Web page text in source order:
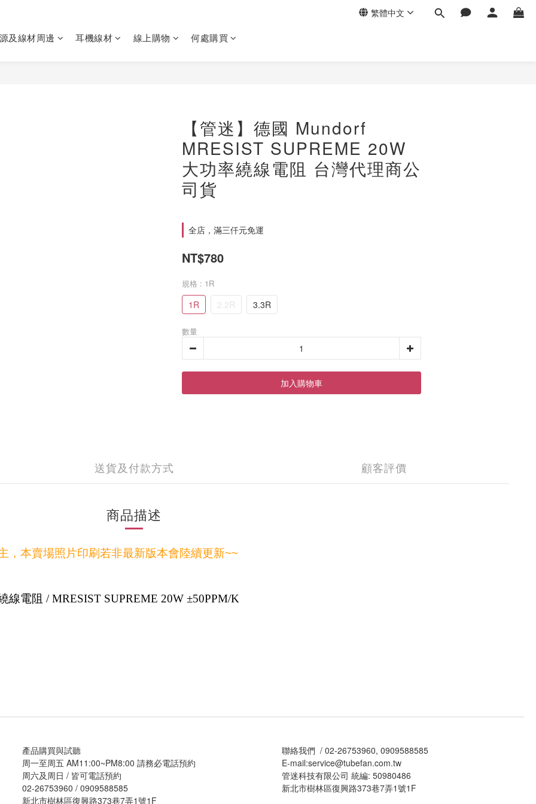
繁體中文
及線材周邊 耳機線材 線上購物 何處購買
【管迷】德國 Mundorf
MRESIST SUPREME 20W
大功率繞線電阻 台灣代理商公
司貨
全店，滿三仟元免運
NT$780
規格 : 1R
1R 2.2R 3.3R
數量
加入購物車
送貨及付款方式 顧客評價
商品描述
，本賣場照片印刷若非最新版本會陸續更新~~
線電阻 / MRESIST SUPREME 20W ±50PPM/K
產品購買與試聽
周一至周五 AM11:00~PM8:00 請務必電話預約
周六及周日 / 皆可電話預約
02-26753960 / 0909588585
新北市樹林區復興路373巷7弄1號1F
聯絡我們 / 02-26753960, 0909588585
E-mail:service@tubefan.com.tw
管迷科技有限公司 統編: 50980486
新北市樹林區復興路373巷7弄1號1F